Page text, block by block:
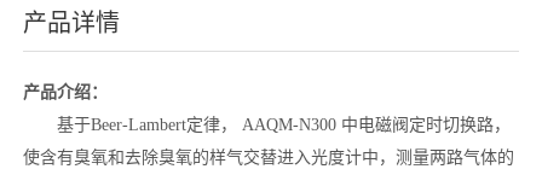
产品详情
产品介绍：
基于Beer-Lambert定律， AAQM-N300 中电磁阀定时切换路，
使含有臭氧和去除臭氧的样⽓交替进⼊光度计中，测量两路气体的